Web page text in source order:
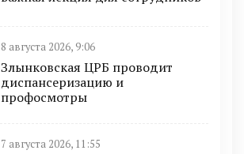
8 августа 2026, 9:06
Злынковская ЦРБ проводит
диспансеризацию и
профосмотры
7 августа 2026, 11:55